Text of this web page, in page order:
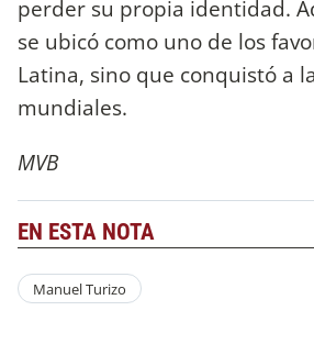
perder su propia identidad.
se ubicó como uno de los
Latina, sino que conquistó a
mundiales.
MVB
EN ESTA NOTA
Manuel Turizo